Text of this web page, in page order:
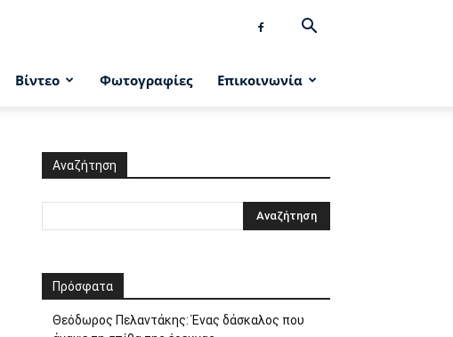
Βίντεο Φωτογραφίες Επικοινωνία
Αναζήτηση
Πρόσφατα
Θεόδωρος Πελαντάκης: Ένας δάσκαλος που